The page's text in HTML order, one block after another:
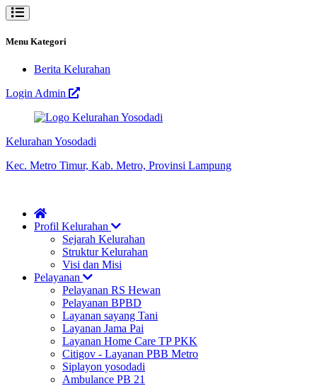
Menu Kategori
Berita Kelurahan
Login Admin
Kelurahan Yosodadi
Kec. Metro Timur, Kab. Metro, Provinsi Lampung
Profil Kelurahan
Sejarah Kelurahan
Struktur Kelurahan
Visi dan Misi
Pelayanan
Pelayanan RS Hewan
Pelayanan BPBD
Layanan sayang Tani
Layanan Jama Pai
Layanan Home Care TP PKK
Citigov - Layanan PBB Metro
Siplayon yosodadi
Ambulance PB 21